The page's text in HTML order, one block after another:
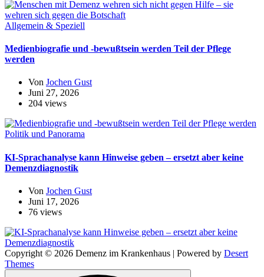
Allgemein & Speziell
Medienbiografie und -bewußtsein werden Teil der Pflege
werden
Von Jochen Gust
Juni 27, 2026
204 views
Politik und Panorama
KI-Sprachanalyse kann Hinweise geben – ersetzt aber keine
Demenzdiagnostik
Von Jochen Gust
Juni 17, 2026
76 views
Copyright © 2026 Demenz im Krankenhaus | Powered by Desert
Themes